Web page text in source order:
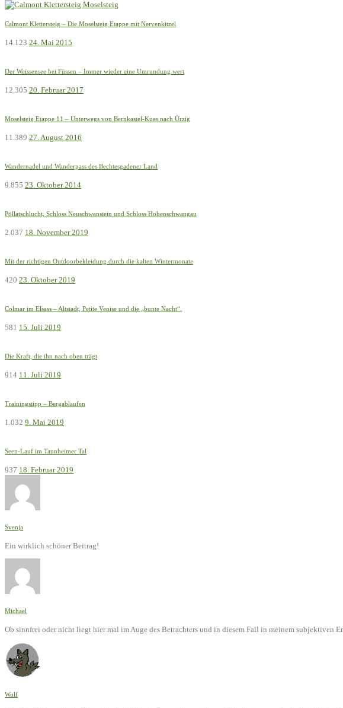
Calmont Klettersteig – Die Moselsteig Etappe mit Nervenkitzel
14.123 24. Mai 2015
Der Weissensee bei Füssen – Immer wieder eine Umrundung wert
12.305 20. Februar 2017
Moselsteig Etappe 11 – Unterwegs von Bernkastel-Kues nach Ürzig
11.389 27. August 2016
Wandernadel und Wanderpass des Bechtesgadener Land
9.855 23. Oktober 2014
Pöllatschlucht, Schloss Neuschwanstein und Schloss Hohenschwangau
2.037 18. November 2019
Mit der richtigen Outdoorbekleidung durch die kalten Wintermonate
420 23. Oktober 2019
Colmar im Elsass – Altstadt, Petite Venise und die „bunte Nacht“.
581 15. Juli 2019
Die Kraft, die ihn nach oben trägt
914 11. Juli 2019
Trainingstipp – Bergablaufen
1.032 9. Mai 2019
Seen-Lauf im Tannheimer Tal
937 18. Februar 2019
Svenja
Ein wirklich schöner Beitrag!
Michael
Ob sinnfrei oder nicht liegt hier mal im Auge des Betrachters und in diesem Fall in meinem subjektiven
Wolf